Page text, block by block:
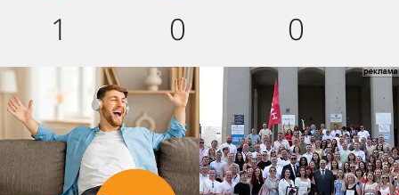
1 0 0